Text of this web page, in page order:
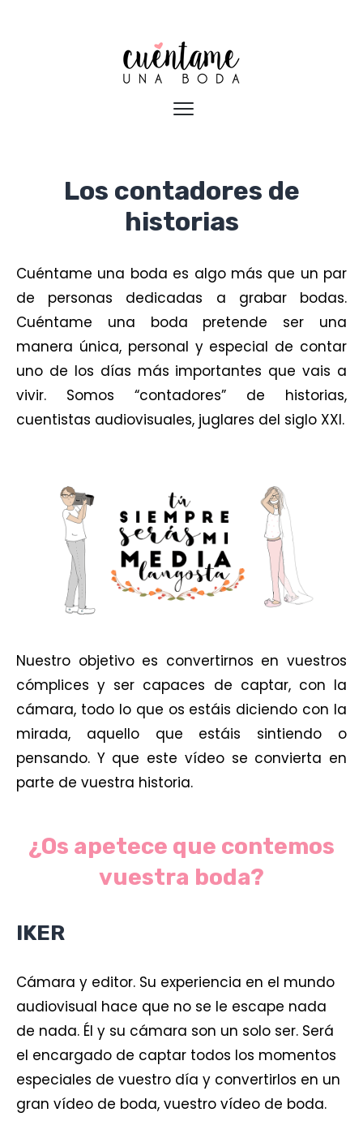
Los contadores de
historias
Cuéntame una boda es algo más que un par
de personas dedicadas a grabar bodas.
Cuéntame una boda pretende ser una
manera única, personal y especial de contar
uno de los días más importantes que vais a
vivir. Somos “contadores” de historias,
cuentistas audiovisuales, juglares del siglo XXI.
Nuestro objetivo es convertirnos en vuestros
cómplices y ser capaces de captar, con la
cámara, todo lo que os estáis diciendo con la
mirada, aquello que estáis sintiendo o
pensando. Y que este vídeo se convierta en
parte de vuestra historia.
¿Os apetece que contemos
vuestra boda?
IKER
Cámara y editor. Su experiencia en el mundo
audiovisual hace que no se le escape nada
de nada. Él y su cámara son un solo ser. Será
el encargado de captar todos los momentos
especiales de vuestro día y convertirlos en un
gran vídeo de boda, vuestro vídeo de boda.